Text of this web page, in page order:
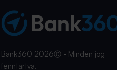
Bank360 2026Ⓒ - Minden jog
fenntartva.